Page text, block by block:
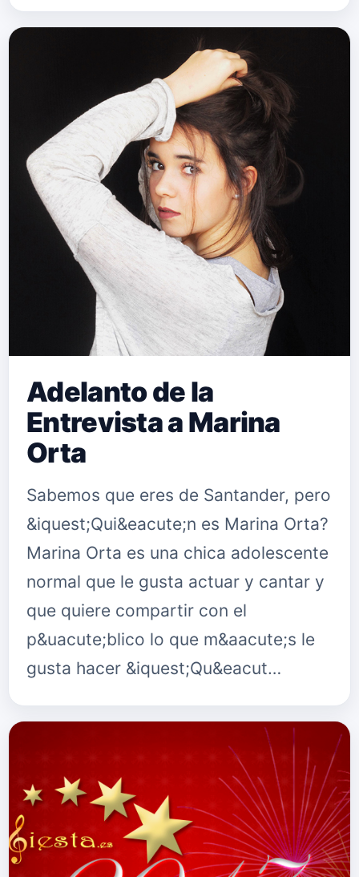
Adelanto de la
Entrevista a Marina
Orta
Sabemos que eres de Santander, pero
&iquest;Qui&eacute;n es Marina Orta?
Marina Orta es una chica adolescente
normal que le gusta actuar y cantar y
que quiere compartir con el
p&uacute;blico lo que m&aacute;s le
gusta hacer &iquest;Qu&eacut…